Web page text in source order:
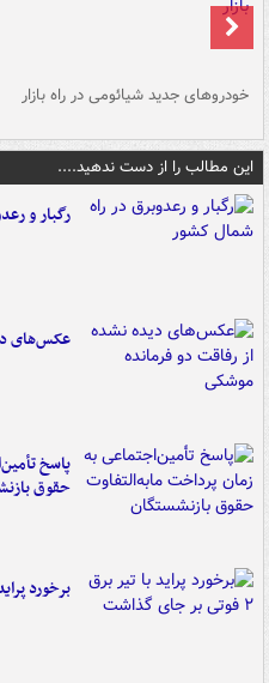
خودروهای جدید شیائومی در راه بازار
این مطالب را از دست ندهید....
رگبار و
عکس‌های
پاسخ
حقوق
برخورد پراید با تیر